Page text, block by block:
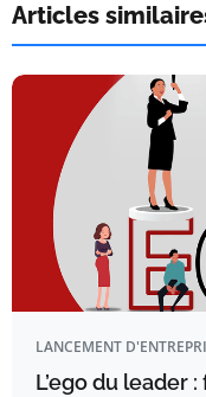
Articles
LANCEMENT
L’ego du leader